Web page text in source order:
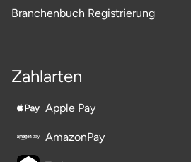
Branchenbuch Registrierung
Zahlarten
Apple Pay
AmazonPay
Stettiner Haff